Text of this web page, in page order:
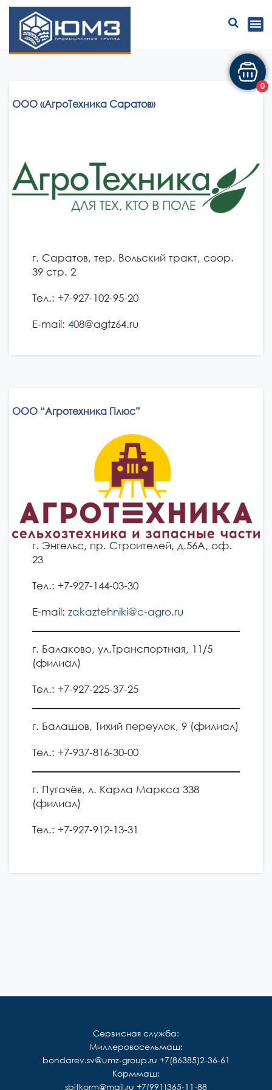
ЮМЗ
ООО «АгроТехника Саратов»
г. Саратов, тер. Вольский тракт, соор.
39 стр. 2
Тел.: +7-927-102-95-20
E-mail: 408@agtz64.ru
ООО “Агротехника Плюс”
г. Энгельс, пр. Строителей, д.56А, оф.
23
Тел.: +7-927-144-03-30
E-mail: zakaztehniki@c-agro.ru
г. Балаково, ул.Транспортная, 11/5
(филиал)
Тел.: +7-927-225-37-25
г. Балашов, Тихий переулок, 9 (филиал)
Тел.: +7-937-816-30-00
г. Пугачёв, л. Карла Маркса 338
(филиал)
Тел.: +7-927-912-13-31
Сервисная служба:
Миллеровосельмаш:
bondarev.sv@umz-group.ru +7(86385)2-36-61
Корммаш:
sbitkorm@mail.ru +7(991)365-11-88
0